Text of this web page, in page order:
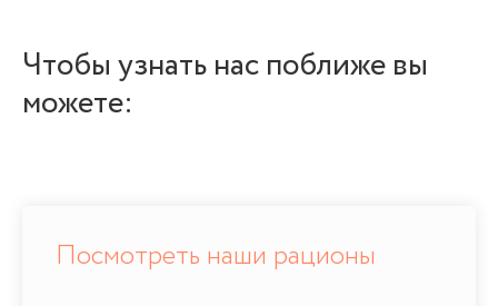
Чтобы узнать нас поближе вы
можете:
Посмотреть наши рационы